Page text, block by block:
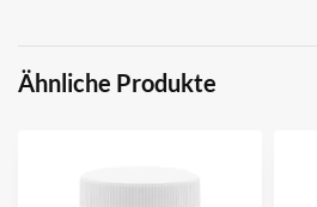
Ähnliche Produkte